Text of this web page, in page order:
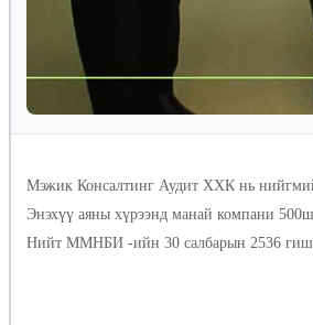
Мэжик Консалтинг Аудит ХХК нь
Энэхүү аяны хүрээнд манай компани
Нийт ММНБИ -ийн 30 салбарын 2536